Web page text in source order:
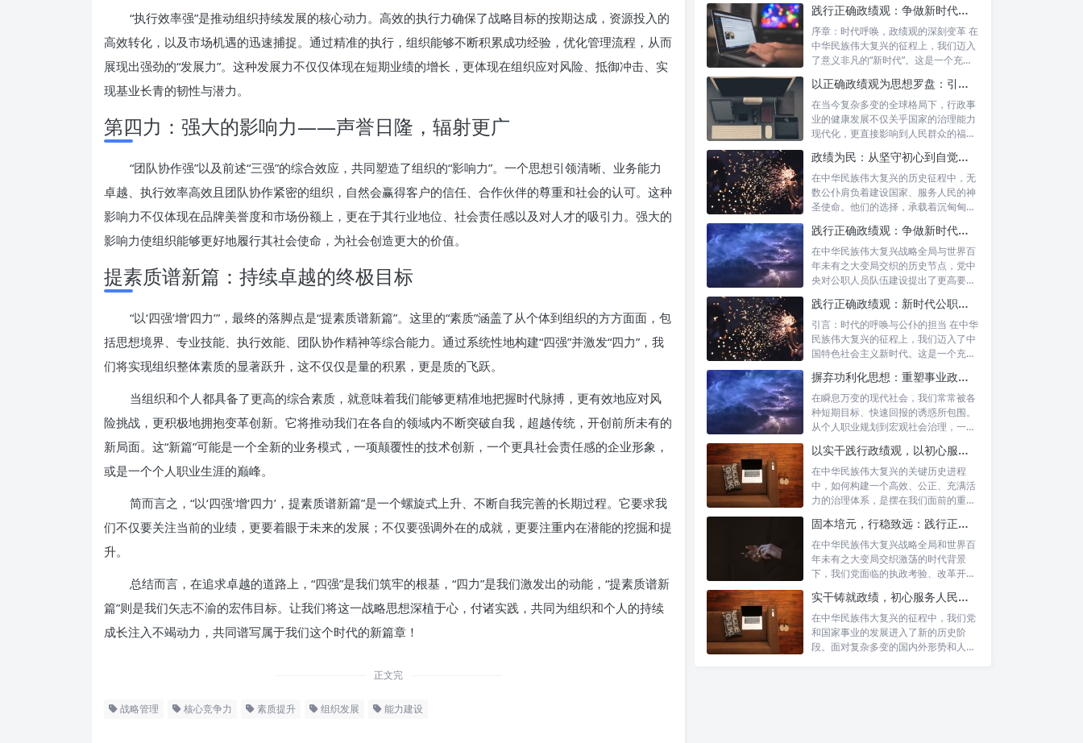
“执行效率强”是推动组织持续发展的核心动力。高效的执行力确保了战略目标的按期达成，资源投入的
高效转化，以及市场机遇的迅速捕捉。通过精准的执行，组织能够不断积累成功经验，优化管理流程，从而
展现出强劲的“发展力”。这种发展力不仅仅体现在短期业绩的增长，更体现在组织应对风险、抵御冲击、实
现基业长青的韧性与潜力。
第四力：强大的影响力——声誉日隆，辐射更广
“团队协作强”以及前述“三强”的综合效应，共同塑造了组织的“影响力”。一个思想引领清晰、业务能力
卓越、执行效率高效且团队协作紧密的组织，自然会赢得客户的信任、合作伙伴的尊重和社会的认可。这种
影响力不仅体现在品牌美誉度和市场份额上，更在于其行业地位、社会责任感以及对人才的吸引力。强大的
影响力使组织能够更好地履行其社会使命，为社会创造更大的价值。
提素质谱新篇：持续卓越的终极目标
“以‘四强’增‘四力’”，最终的落脚点是“提素质谱新篇”。这里的“素质”涵盖了从个体到组织的方方面面，包
括思想境界、专业技能、执行效能、团队协作精神等综合能力。通过系统性地构建“四强”并激发“四力”，我
们将实现组织整体素质的显著跃升，这不仅仅是量的积累，更是质的飞跃。
当组织和个人都具备了更高的综合素质，就意味着我们能够更精准地把握时代脉搏，更有效地应对风
险挑战，更积极地拥抱变革创新。它将推动我们在各自的领域内不断突破自我，超越传统，开创前所未有的
新局面。这“新篇”可能是一个全新的业务模式，一项颠覆性的技术创新，一个更具社会责任感的企业形象，
或是一个个人职业生涯的巅峰。
简而言之，“以‘四强’增‘四力’，提素质谱新篇”是一个螺旋式上升、不断自我完善的长期过程。它要求我
们不仅要关注当前的业绩，更要着眼于未来的发展；不仅要强调外在的成就，更要注重内在潜能的挖掘和提
升。
总结而言，在追求卓越的道路上，“四强”是我们筑牢的根基，“四力”是我们激发出的动能，“提素质谱新
篇”则是我们矢志不渝的宏伟目标。让我们将这一战略思想深植于心，付诸实践，共同为组织和个人的持续
成长注入不竭动力，共同谱写属于我们这个时代的新篇章！
正文完
战略管理 核心竞争力 素质提升 组织发展 能力建设
践行正确政绩观：争做新时代合格公职人员的根本遵循与行动自觉
序章：时代呼唤，政绩观的深刻变革 在
中华民族伟大复兴的征程上，我们迈入
了意义非凡的“新时代”。这是一个充满
以正确政绩观为思想罗盘：引领行政事业高质量发展新征程
在当今复杂多变的全球格局下，行政事
业的健康发展不仅关乎国家的治理能力
现代化，更直接影响到人民群众的福祉
政绩为民：从坚守初心到自觉树立正确政绩观的实践之路
在中华民族伟大复兴的历史征程中，无
数公仆肩负着建设国家、服务人民的神
圣使命。他们的选择，承载着沉甸甸的
践行正确政绩观：争做新时代合格公职人员的根本遵循与实践路径
在中华民族伟大复兴战略全局与世界百
年未有之大变局交织的历史节点，党中
央对公职人员队伍建设提出了更高要
践行正确政绩观：新时代公职人员的使命与担当
引言：时代的呼唤与公仆的担当 在中华
民族伟大复兴的征程上，我们迈入了中
国特色社会主义新时代。这是一个充满
摒弃功利化思想：重塑事业政绩观，驱动社会高质量发展
在瞬息万变的现代社会，我们常常被各
种短期目标、快速回报的诱惑所包围。
从个人职业规划到宏观社会治理，一种
以实干践行政绩观，以初心服务群众：新时代治理的灯塔与指南
在中华民族伟大复兴的关键历史进程
中，如何构建一个高效、公正、充满活
力的治理体系，是摆在我们面前的重要
固本培元，行稳致远：践行正确政绩理念，永葆务实清廉作风的时代命题
在中华民族伟大复兴战略全局和世界百
年未有之大变局交织激荡的时代背景
下，我们党面临的执政考验、改革开放
实干铸就政绩，初心服务人民：新时代干部担当作为的实践指南
在中华民族伟大复兴的征程中，我们党
和国家事业的发展进入了新的历史阶
段。面对复杂多变的国内外形势和人民